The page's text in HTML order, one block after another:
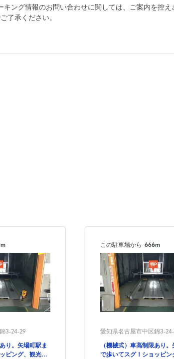
ング情報のお問い合わせに関しては、ご案内を控
了承ください。
3-24-29
り。矢場町駅ま
ピング、観光に
この駐車場から 666m
愛知県名古屋市中区錦3-
（機械式）車高制限あり
で歩いてスグ！ショッピン